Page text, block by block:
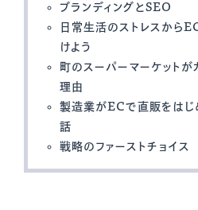
ブランディングとSEO
日常生活のストレスから
けよう
町のスーパーマーケット
理由
製造業がECで直販をはじ
話
戦略のファーストチョイス